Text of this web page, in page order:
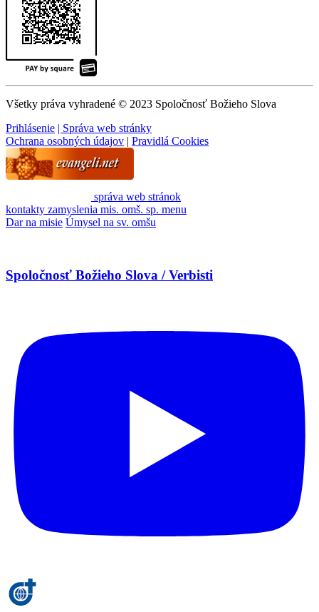
Všetky práva vyhradené © 2023 Spoločnosť Božieho Slova
Prihlásenie | Správa web stránky
Ochrana osobných údajov | Pravidlá Cookies
správa web stránok
kontakty zamyslenia mis. omš. sp. menu
Dar na misie Úmysel na sv. omšu
Spoločnosť Božieho Slova / Verbisti